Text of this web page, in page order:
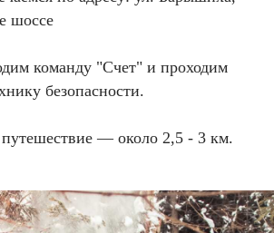
шоссе
команду "Счет" и проходим
безопасности.
— около 2,5 - 3 км.